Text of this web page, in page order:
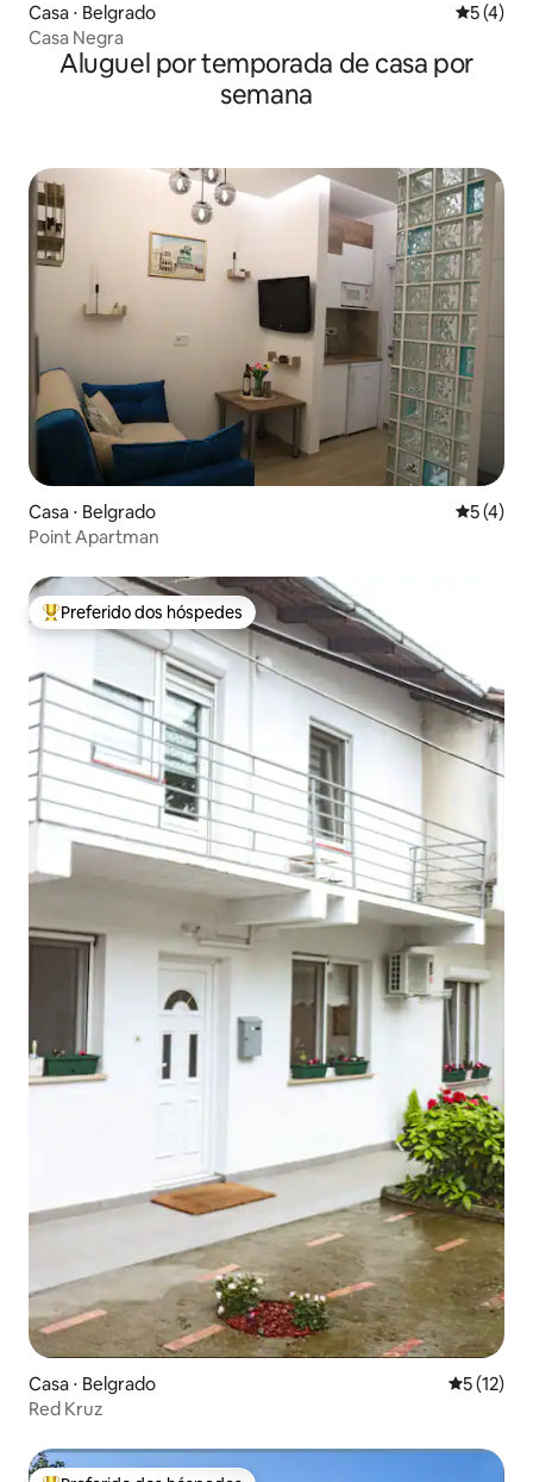
Casa ⋅ Belgrado 5 de
5 (4)
Casa Negra
Aluguel por temporada de casa por
semana
Casa ⋅ Belgrado 5 de
5 (4)
Point Apartman
Entre os melhores preferidos dos hóspedes
Preferido dos hóspedes
Casa ⋅ Belgrado 5 de uma
5 (12)
Red Kruz